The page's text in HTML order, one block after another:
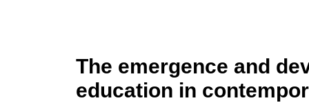
The emergence and
education in